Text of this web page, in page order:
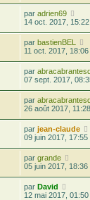
par adrien69
14 oct. 2017, 15:22
par bastienBEL
11 oct. 2017, 18:06
par
07 sept. 2017,
par
26 août 2017, 11:28
par jean-claude
09 juin 2017, 17:55
par grande
05 juin 2017, 18:36
par David
12 mai 2017, 01:50